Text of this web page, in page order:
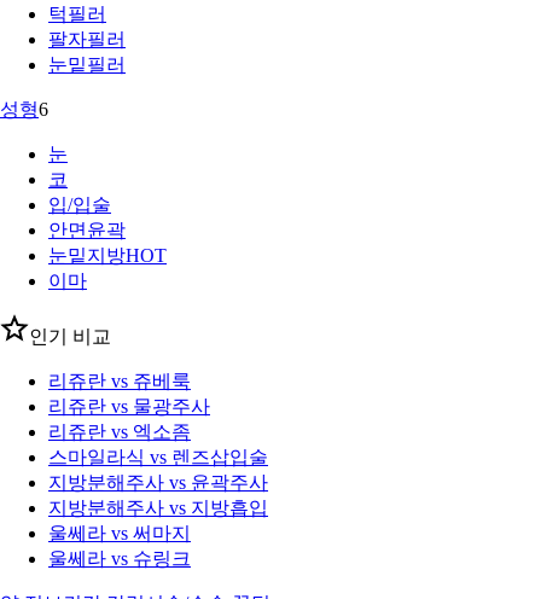
턱필러
팔자필러
눈밑필러
성형6
눈
코
입/입술
안면윤곽
눈밑지방HOT
이마
인기 비교
리쥬란 vs 쥬베룩
리쥬란 vs 물광주사
리쥬란 vs 엑소좀
스마일라식 vs 렌즈삽입술
지방분해주사 vs 윤곽주사
지방분해주사 vs 지방흡입
울쎄라 vs 써마지
울쎄라 vs 슈링크